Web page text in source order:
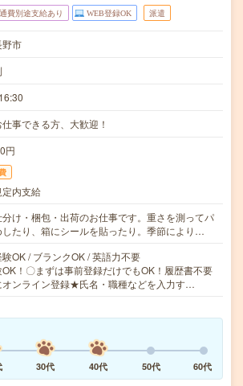
費別途支給あり WEB登録OK 派遣
野市
事できる方、大歓迎！
円
内支給
け・梱包・出荷のお仕事です。重さを測ってパ
したり、箱にシールを貼ったり。季節により…
OK / ブランクOK / 英語力不要
！〇まずは事前登録だけでもOK！履歴書不要
オンライン登録★氏名・職種などを入力す…
30代 40代 50代 60代